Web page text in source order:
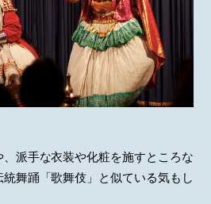
派手な衣装や化粧を施すところな
舞踊「歌舞伎」と似ている気もし